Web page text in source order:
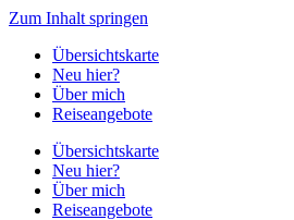
Zum Inhalt springen
Übersichtskarte
Neu hier?
Über mich
Reiseangebote
Übersichtskarte
Neu hier?
Über mich
Reiseangebote